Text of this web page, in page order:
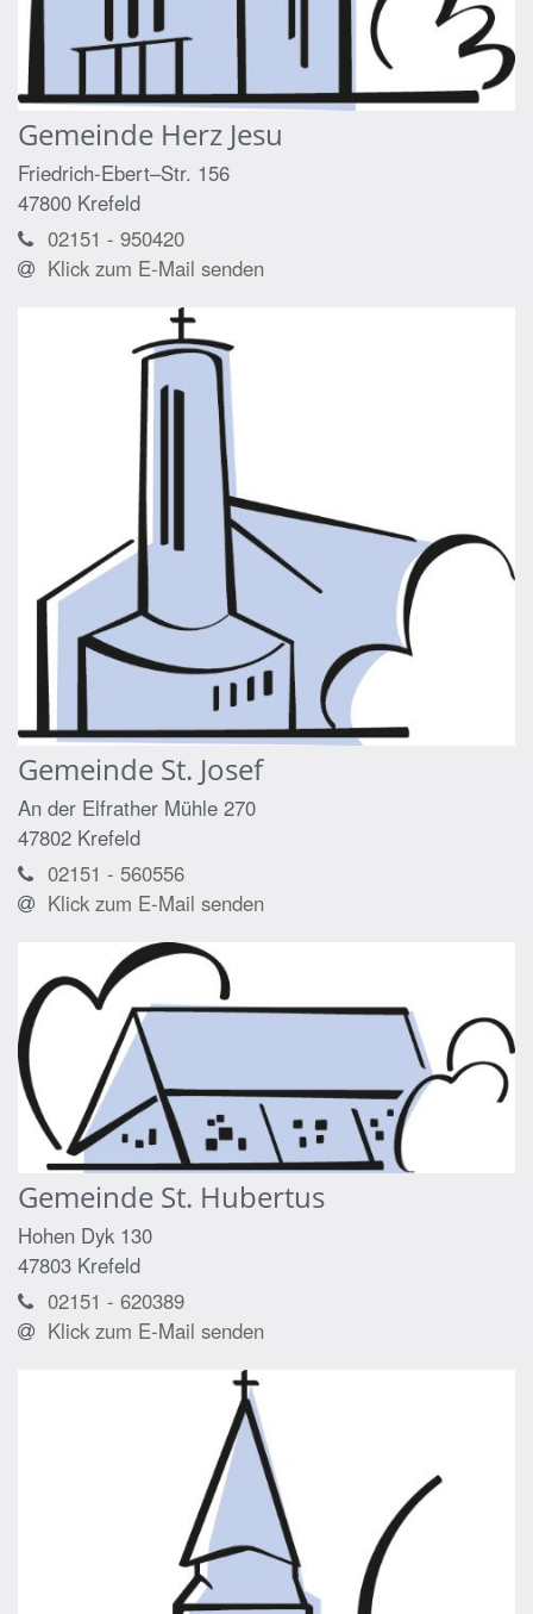
Gemeinde Herz Jesu
Friedrich-Ebert–Str. 156
47800 Krefeld
02151 - 950420
Klick zum E-Mail senden
Gemeinde St. Josef
An der Elfrather Mühle 270
47802 Krefeld
02151 - 560556
Klick zum E-Mail senden
Gemeinde St. Hubertus
Hohen Dyk 130
47803 Krefeld
02151 - 620389
Klick zum E-Mail senden